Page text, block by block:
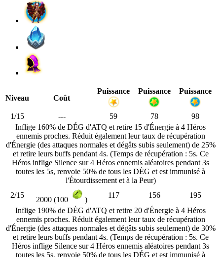
Niveau Coût
Puissance Puissance Puissance
1/15 --- 59 78
98
Inflige 160% de DÉG d'ATQ et retire 15 d'Énergie à 4 Héros
ennemis proches. Réduit également leur taux de récupération
d'Énergie (des attaques normales et dégâts subis seulement) de 25%
et retire leurs buffs pendant 4s. (Temps de récupération : 5s. Ce
Héros inflige Silence sur 4 Héros ennemis aléatoires pendant 3s
toutes les 5s, renvoie 50% de tous les DÉG et est immunisé à
l'Étourdissement et à la Peur)
2/15
2000 (100 )
117 156
195
Inflige 190% de DÉG d'ATQ et retire 20 d'Énergie à 4 Héros
ennemis proches. Réduit également leur taux de récupération
d'Énergie (des attaques normales et dégâts subis seulement) de 30%
et retire leurs buffs pendant 4s. (Temps de récupération : 5s. Ce
Héros inflige Silence sur 4 Héros ennemis aléatoires pendant 3s
toutes les 5s, renvoie 50% de tous les DÉG et est immunisé à